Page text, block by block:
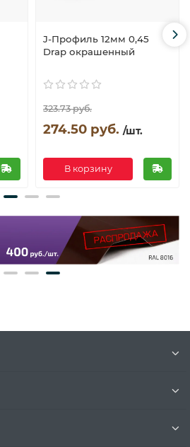
J-Профиль 12мм 0,45
Drap окрашенный
323.73 руб.
274.50 руб. /шт.
В корзину